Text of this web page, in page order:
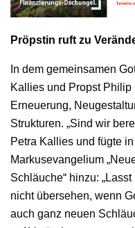
Pröpstin ruft zu
In dem gemeinsamen
Kallies und Propst
Erneuerung,
Strukturen. „Sind wir
Petra Kallies und fügte
Markusevangelium
Schläuche“ hinzu:
nicht übersehen, wenn
auch ganz neuen